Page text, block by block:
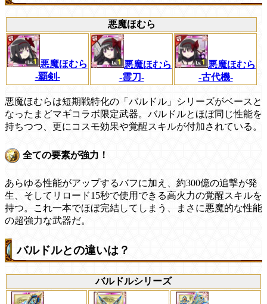
悪魔ほむら
悪魔ほむら
-覇剣-
悪魔ほむら
-霊刀-
悪魔ほむら
-古代機-
悪魔ほむらは短期戦特化の「バルドル」シリーズがベースと
なったまどマギコラボ限定武器。バルドルとほぼ同じ性能を
持ちつつ、更にコスモ効果や覚醒スキルが付加されている。
全ての要素が強力！
あらゆる性能がアップするバフに加え、約300億の追撃が発
生、そしてリロード15秒で使用できる高火力の覚醒スキルを
持つ。これ一本でほぼ完結してしまう、まさに悪魔的な性能
の超強力な武器だ。
バルドルとの違いは？
バルドルシリーズ